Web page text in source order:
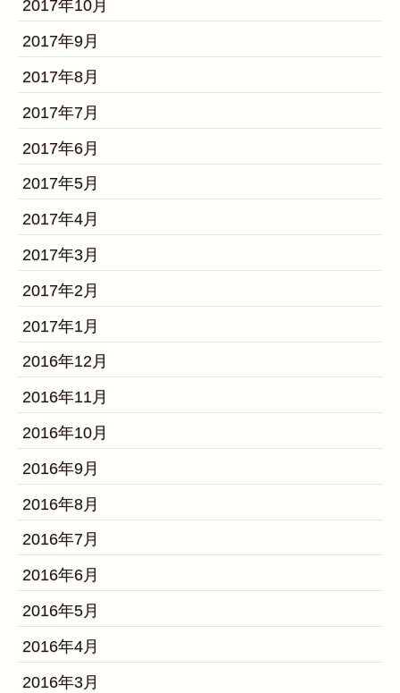
2017年10月
2017年9月
2017年8月
2017年7月
2017年6月
2017年5月
2017年4月
2017年3月
2017年2月
2017年1月
2016年12月
2016年11月
2016年10月
2016年9月
2016年8月
2016年7月
2016年6月
2016年5月
2016年4月
2016年3月